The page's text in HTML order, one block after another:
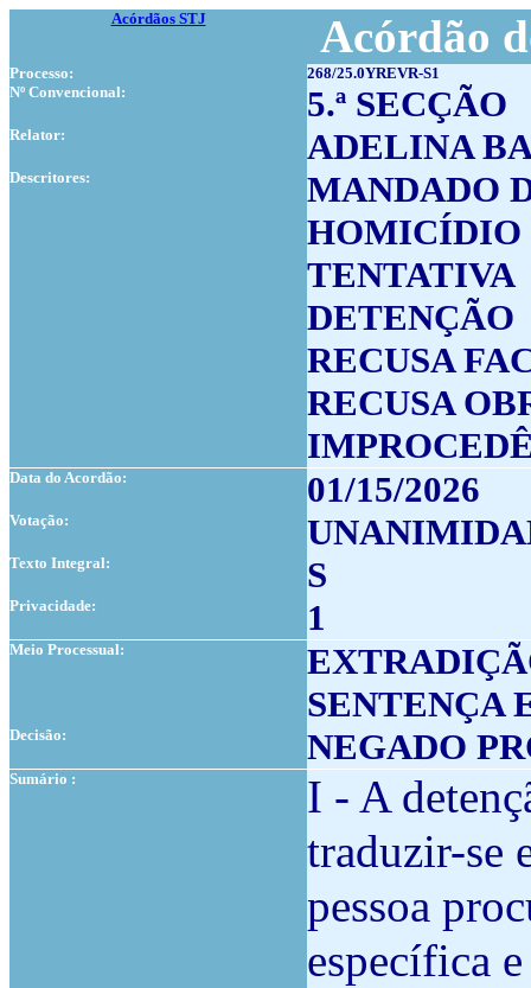
Acórdãos STJ Acórdão
Processo:
268/25.0YREVR-S1
Nº Convencional:
5.ª SECÇÃO
Relator: ADELINA
Descritores:
MANDADO
HOMICÍDIO
TENTATIVA
DETENÇÃO
RECUSA
RECUSA
Data do Acordão: 01/15/2026
Votação:
Texto Integral: S
Privacidade: 1
Meio Processual:
SENTENÇA
Decisão: NEGADO
Sumário :
I - A
traduzir-se
pessoa
específica